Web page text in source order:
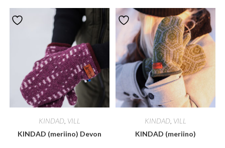
KINDAD, VILL
KINDAD (meriino) Devon
KINDAD VILL
KINDAD (meriino)